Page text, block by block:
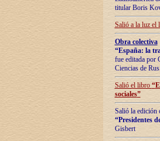
titular Boris
Salió a la luz el
Obra colectiva
“España: la
fue editada por
Ciencias de
Salió el libro “
sociales”
Salió la edición
“Presidentes
Gisbert